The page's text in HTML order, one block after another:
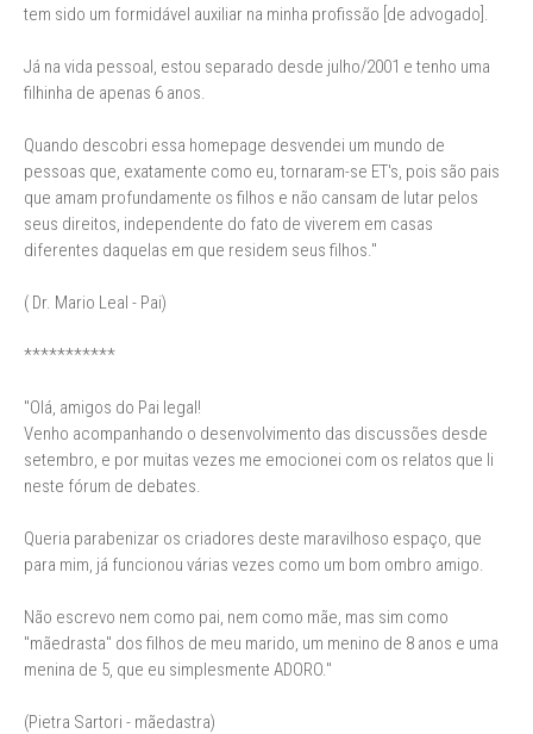
tem sido um formidável auxiliar na minha profissão [de advogado].
Já na vida pessoal, estou separado desde julho/2001 e tenho uma
filhinha de apenas 6 anos.
Quando descobri essa homepage desvendei um mundo de
pessoas que, exatamente como eu, tornaram-se ET's, pois são pais
que amam profundamente os filhos e não cansam de lutar pelos
seus direitos, independente do fato de viverem em casas
diferentes daquelas em que residem seus filhos."
( Dr. Mario Leal - Pai)
***********
"Olá, amigos do Pai legal!
Venho acompanhando o desenvolvimento das discussões desde
setembro, e por muitas vezes me emocionei com os relatos que li
neste fórum de debates.
Queria parabenizar os criadores deste maravilhoso espaço, que
para mim, já funcionou várias vezes como um bom ombro amigo.
Não escrevo nem como pai, nem como mãe, mas sim como
"mãedrasta" dos filhos de meu marido, um menino de 8 anos e uma
menina de 5, que eu simplesmente ADORO."
(Pietra Sartori - mãedastra)